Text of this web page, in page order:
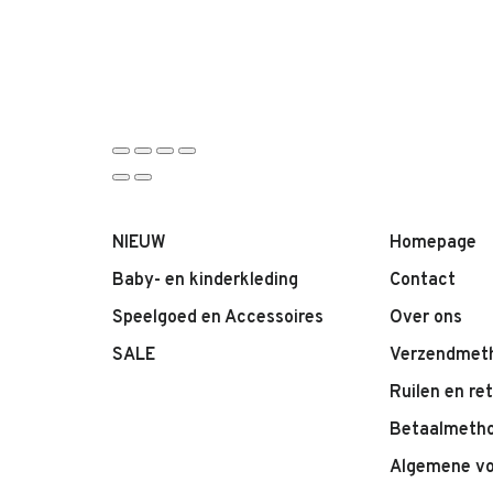
NIEUW
Baby- en kinderkleding
Speelgoed en Accessoires
SALE
Homepage
Contact
Over ons
Ruilen en
Algemene